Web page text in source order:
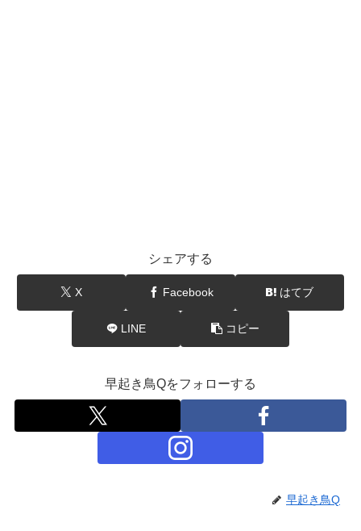
シェアする
X Facebook はてブ
LINE コピー
早起き鳥Qをフォローする
早起き鳥Q